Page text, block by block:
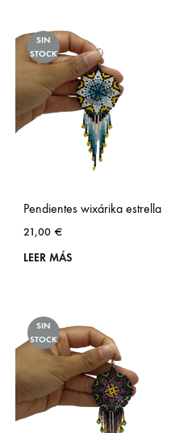
SIN
STOCK
Pendientes wixárika estrella
21,00 €
LEER MÁS
SIN
STOCK